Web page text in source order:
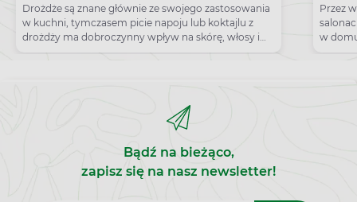
i co to daje?
Drożdże są znane głównie ze swojego zastosowania
w kuchni, tymczasem picie napoju lub koktajlu z
drożdży ma dobroczynny wpływ na skórę, włosy i
paznokcie.
Przez
w
Bądź na bieżąco,
zapisz się na nasz newsletter!